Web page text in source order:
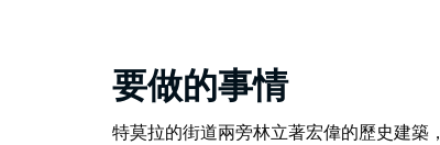
要做的事情
特莫拉的街道兩旁林立著宏偉的歷史建